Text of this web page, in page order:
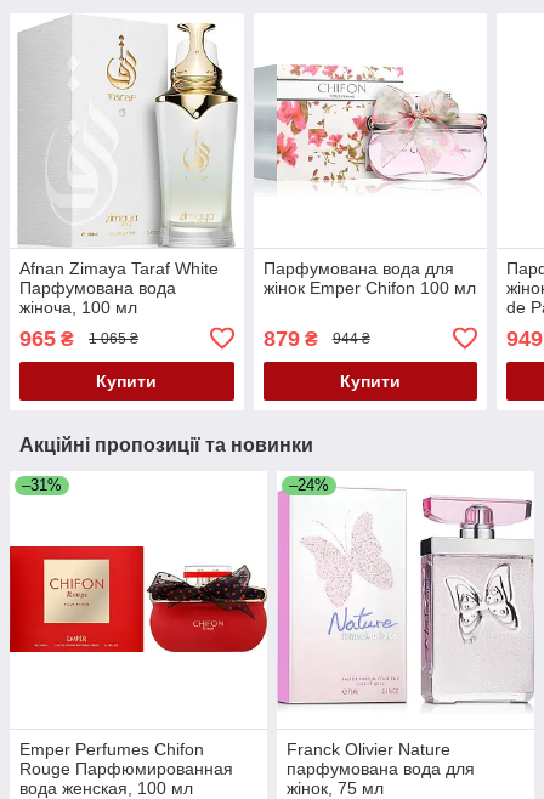
Afnan Zimaya Taraf White
Парфумована вода
жіноча, 100 мл
965 ₴ 1 065 ₴
Купити
Парфумована вода для
жінок Emper Chifon 100 мл
879₴ 944 ₴
Купити
de
949
Акційні пропозиції та новинки
–31%
Emper Perfumes Chifon
Rouge Парфюмированная
вода женская, 100 мл
–24%
Franck Olivier Nature
парфумована вода для
жінок, 75 мл